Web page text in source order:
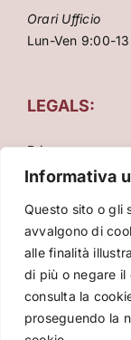
Informativa
Questo sito o gli
avvalgono di
alle finalità
di più o negare il
consulta la
proseguendo la
Orari Ufficio
Lun-Ven 9:00-
LEGALS:
Privacy
Condizioni
Copyright